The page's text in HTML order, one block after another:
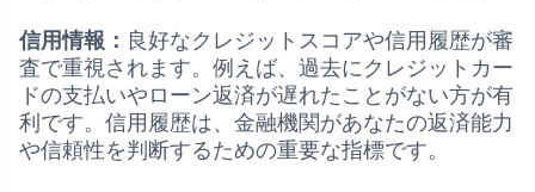
信用情報： 良好なクレジットスコアや信用履歴が審
査で重視されます。例えば、過去にクレジットカー
ドの支払いやローン返済が遅れたことがない方が有
利です。信用履歴は、金融機関があなたの返済能力
や信頼性を判断するための重要な指標です。